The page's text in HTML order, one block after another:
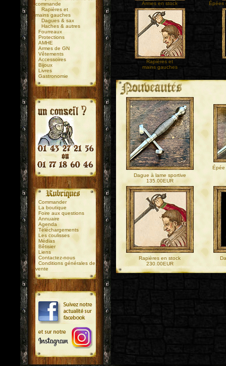
.
commande
Rapières et
mains gauches
Dagues & sax
Haches & autres
Fourreaux
Protections
AMHE
Armes de GN
Vêtements
Accessoires
Bijoux
Livres
Gastronomie
Commander
La boutique
Foire aux questions
Annuaire
Agenda
Téléchargements
Les coulisses
Médias
Bêtisier
Liens
Contactez-nous
Conditions générales de
vente
.
Armes en stock Épées
Rapières et
mains gauches
Dague à lame sportive
135.00EUR
Épée
Rapières en stock
230.00EUR